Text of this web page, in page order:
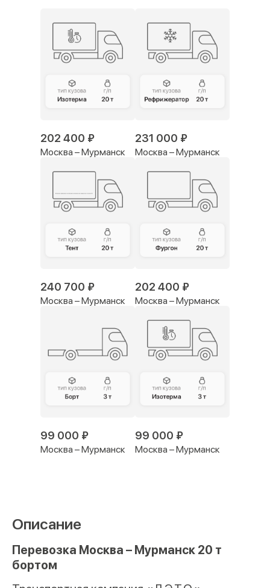
202 400 ₽
Москва – Мурманск
231 000 ₽
Москва – Мурманск
240 700 ₽
Москва – Мурманск
202 400 ₽
Москва – Мурманск
99 000 ₽
Москва – Мурманск
99 000 ₽
Москва – Мурманск
Описание
Перевозка Москва – Мурманск 20 т
бортом